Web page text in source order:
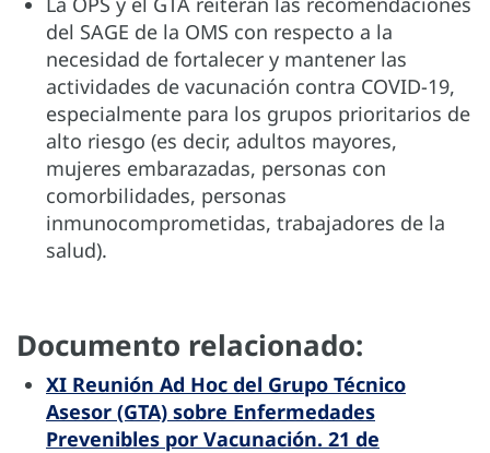
del SAGE de la OMS con respecto a la
necesidad de fortalecer y mantener las
actividades de vacunación contra COVID-19,
especialmente para los grupos prioritarios de
alto riesgo (es decir, adultos mayores,
mujeres embarazadas, personas con
comorbilidades, personas
inmunocomprometidas, trabajadores de la
salud).
Documento relacionado:
XI Reunión Ad Hoc del Grupo Técnico
Asesor (GTA) sobre Enfermedades
Prevenibles por Vacunación. 21 de